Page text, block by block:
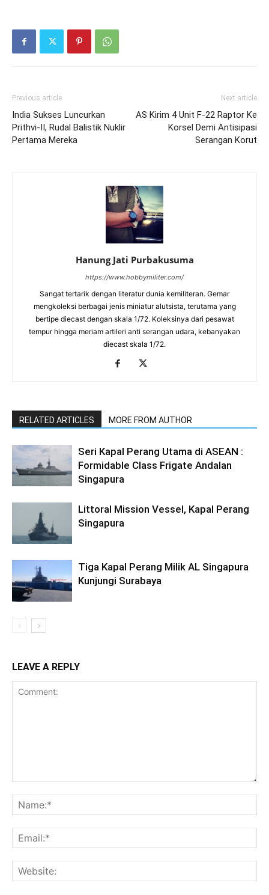
Previous article
India Sukses Luncurkan
Prithvi-II, Rudal Balistik Nuklir
Pertama Mereka
Next article
AS Kirim 4 Unit F-22 Raptor Ke
Korsel Demi Antisipasi
Serangan Korut
Hanung Jati Purbakusuma
https://www.hobbymiliter.com/
Sangat tertarik dengan literatur dunia kemiliteran. Gemar
mengkoleksi berbagai jenis miniatur alutsista, terutama yang
bertipe diecast dengan skala 1/72. Koleksinya dari pesawat
tempur hingga meriam artileri anti serangan udara, kebanyakan
diecast skala 1/72.
RELATED ARTICLES MORE FROM AUTHOR
Seri Kapal Perang Utama di ASEAN :
Formidable Class Frigate Andalan
Singapura
Littoral Mission Vessel, Kapal Perang
Singapura
Tiga Kapal Perang Milik AL Singapura
Kunjungi Surabaya
LEAVE A REPLY